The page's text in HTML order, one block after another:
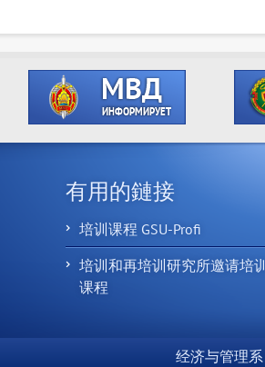
有用的鏈接
培训课程 GSU-Profi
培训和再培训研究所邀请培训
课程
经济与管理系